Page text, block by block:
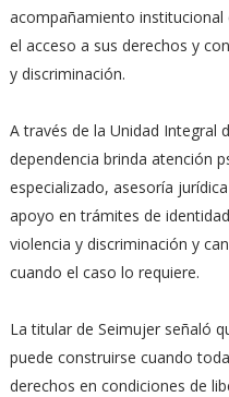
acompañamiento institucional
el acceso a sus derechos y
y discriminación.
A través de la Unidad Integral
dependencia brinda atención
especializado, asesoría
apoyo en trámites de
violencia y discriminación y
cuando el caso lo requiere.
La titular de Seimujer señaló
puede construirse cuando
derechos en condiciones de